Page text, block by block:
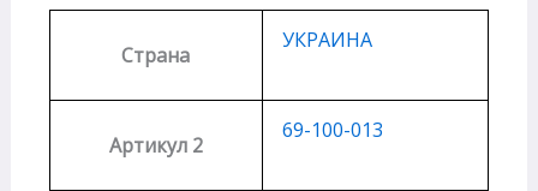
Страна
УКРАИНА
Артикул 2
69-100-013